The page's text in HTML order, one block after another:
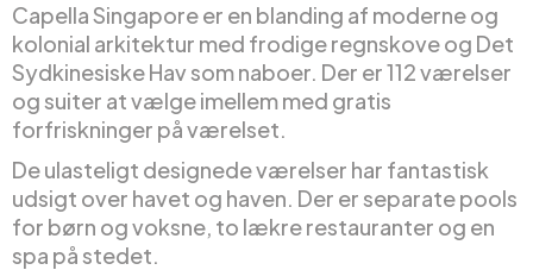
Capella Singapore er en blanding af moderne og
kolonial arkitektur med frodige regnskove og Det
Sydkinesiske Hav som naboer. Der er 112 værelser
og suiter at vælge imellem med gratis
forfriskninger på værelset.
De ulasteligt designede værelser har fantastisk
udsigt over havet og haven. Der er separate pools
for børn og voksne, to lækre restauranter og en
spa på stedet.